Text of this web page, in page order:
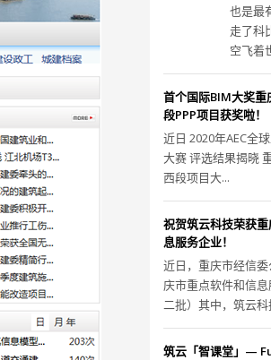
也是最
走了科
空飞着
首个国际BIM大奖重
段PPP项目获奖啦！
近日 2020年AEC全
大赛 评选结果揭晓
西段项目大...
祝贺筑云科技荣获
息服务企业！
近日，重庆市经信
庆市重点软件和信
二批）其中，筑云科
筑云「智课堂」—